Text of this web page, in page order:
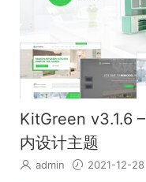
KitGreen v3.1.6
内设计主题
admin 2021-12-28